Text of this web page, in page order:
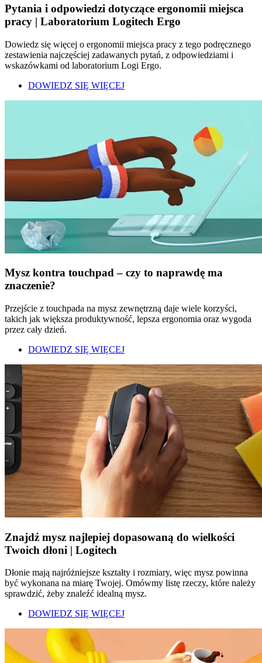
Pytania i odpowiedzi dotyczące ergonomii miejsca
pracy | Laboratorium Logitech Ergo
Dowiedz się więcej o ergonomii miejsca pracy z tego podręcznego
zestawienia najczęściej zadawanych pytań, z odpowiedziami i
wskazówkami od laboratorium Logi Ergo.
DOWIEDZ SIĘ WIĘCEJ
Mysz kontra touchpad – czy to naprawdę ma
znaczenie?
Przejście z touchpada na mysz zewnętrzną daje wiele korzyści,
takich jak większa produktywność, lepsza ergonomia oraz wygoda
przez cały dzień.
DOWIEDZ SIĘ WIĘCEJ
Znajdź mysz najlepiej dopasowaną do wielkości
Twoich dłoni | Logitech
Dłonie mają najróżniejsze kształty i rozmiary, więc mysz powinna
być wykonana na miarę Twojej. Omówmy listę rzeczy, które należy
sprawdzić, żeby znaleźć idealną mysz.
DOWIEDZ SIĘ WIĘCEJ